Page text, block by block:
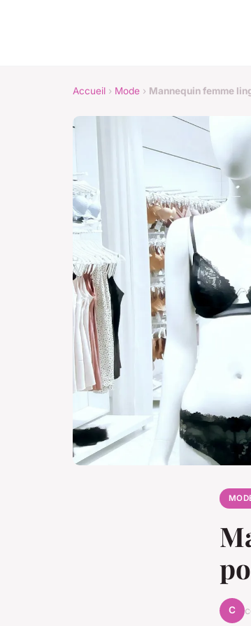
Accueil › Mode › Mannequin femme
C